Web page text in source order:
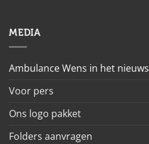
MEDIA
Ambulance Wens in het nieuws
Voor pers
Ons logo pakket
Folders aanvragen